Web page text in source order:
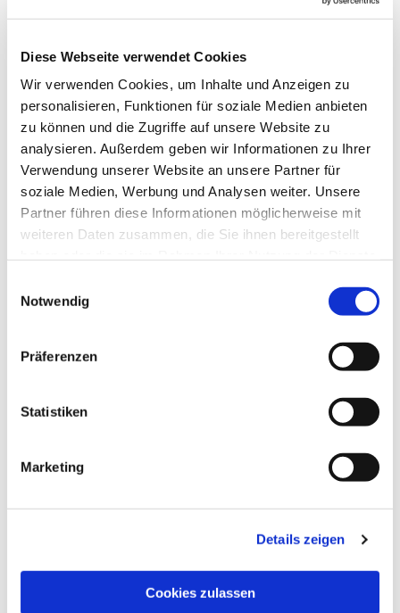
Diese Webseite verwendet Cookies
Wir verwenden Cookies, um Inhalte und Anzeigen zu
personalisieren, Funktionen für soziale Medien anbieten
zu können und die Zugriffe auf unsere Website zu
analysieren. Außerdem geben wir Informationen zu Ihrer
Verwendung unserer Website an unsere Partner für
soziale Medien, Werbung und Analysen weiter. Unsere
Partner führen diese Informationen möglicherweise mit
weiteren Daten zusammen, die Sie ihnen bereitgestellt
Notwendig
Präferenzen
Statistiken
Marketing
Details zeigen
Cookies zulassen